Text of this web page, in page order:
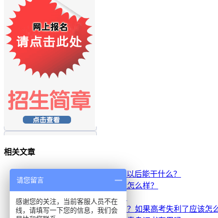
相关文章
学IT有发展吗？北大青鸟毕业以后能干什么？
·北京北大青鸟校区的师资力量怎么样？
·通州北大青鸟就业为什么好？
高三学子疫情期间如何学习呢？如果高考失利了应该怎
请您留言
感谢您的关注，当前客服人员不在
线，请填写一下您的信息，我们会